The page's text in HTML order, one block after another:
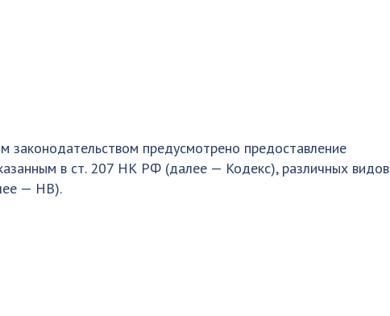
законодательством предусмотрено предоставление
в ст. 207 НК РФ (далее — Кодекс), различных видов
— НВ).